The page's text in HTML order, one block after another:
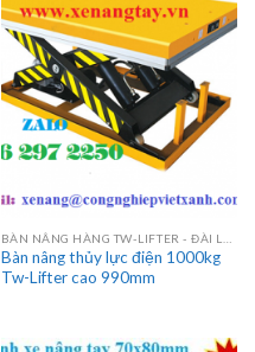
Bàn nâng thủy lực điện 1000kg
Tw-Lifter cao 990mm